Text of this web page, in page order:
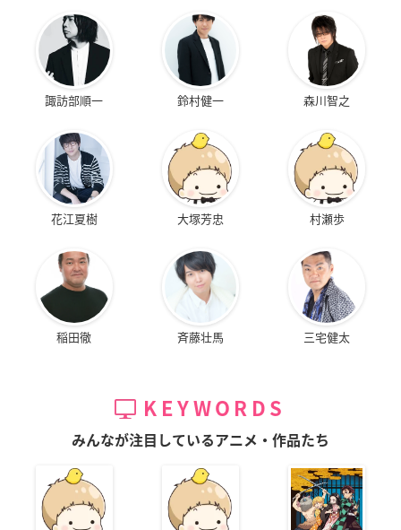
諏訪部順一 鈴村健一 森川智之
花江夏樹 大塚芳忠 村瀬歩
稲田徹 斉藤壮馬 三宅健太
KEYWORDS
みんなが注目しているアニメ・作品たち